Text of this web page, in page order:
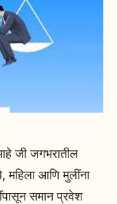
जी जगभरातील
महिला आणि मुलींना
समान प्रवेश